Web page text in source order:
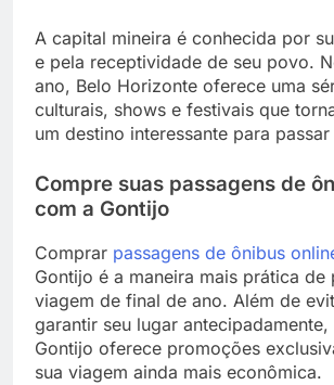
A capital mineira é conhecida por
e pela receptividade de seu povo.
ano, Belo Horizonte oferece uma
culturais, shows e festivais que
um destino interessante para
Compre suas passagens de
com a Gontijo
Comprar passagens de ônibus
Gontijo é a maneira mais prática de
viagem de final de ano. Além de
garantir seu lugar antecipadamente,
Gontijo oferece promoções
sua viagem ainda mais econômica.